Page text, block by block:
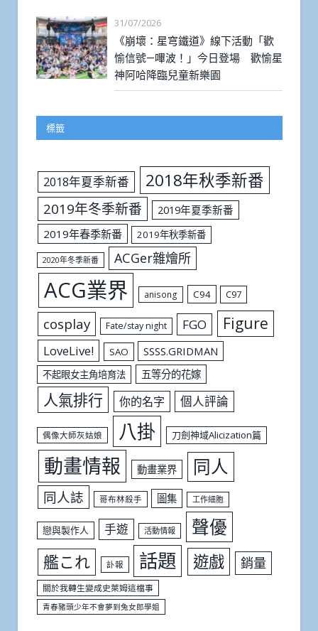
31/07/2026
《崩壞：星穹鐵道》線下活動「歡
愉信號—嗶波！」今日登場 歡愉星
神阿哈降臨兒童新樂園
標籤
2018年夏季新番 2018年秋季新番
2019年冬季新番
2019年夏季新番
2019年春季新番
2019年秋季新番
2020年冬季新番 ACGer雜燴所
ACG業界 anisong C94 C97
cosplay Fate/stay night FGO Figure
LoveLive! SAO SSSS.GRIDMAN
不起眼女主角培育法 五等分的花嫁
人氣排行 你的名字 個人評論
偶像大師灰姑娘 八掛 刀劍神域Alicization篇
動畫情報 動畫業界 同人
同人誌 哥布林殺手 圖集 工作細胞
戀與製作人 手遊 活動情報 聲優
艦これ 訃報 話題 遊戲 銷量
關於我轉生變成史萊姆這檔事
青春豬頭少年不會夢到兔女郎學姐